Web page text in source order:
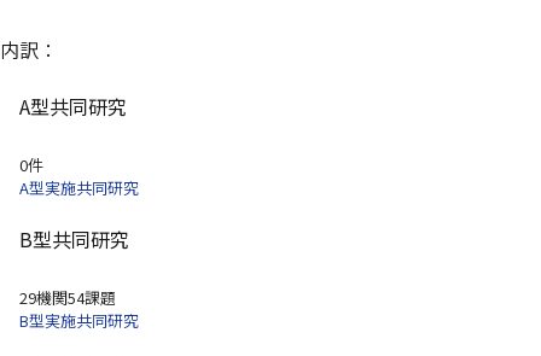
内訳：
A型共同研究
0件
A型実施共同研究
B型共同研究
29機関54課題
B型実施共同研究